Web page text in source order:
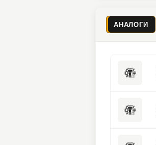
АНАЛОГИ